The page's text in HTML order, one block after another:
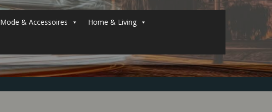
Mode & Accessoires Home & Living